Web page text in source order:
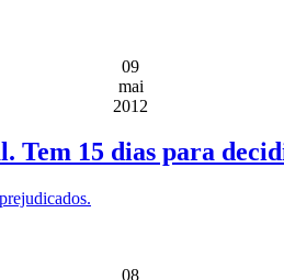
09
mai
2012
Tem 15 dias para
08